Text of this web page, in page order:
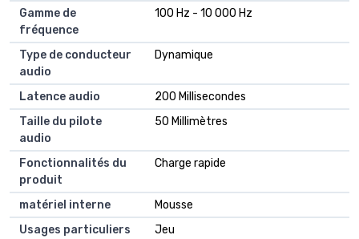
Gamme de
fréquence
100 Hz - 10 000 Hz
Type de conducteur
audio
Dynamique
Latence audio
200 Millisecondes
Taille du pilote
audio
50 Millimètres
Fonctionnalités du
produit
Charge rapide
matériel interne
Mousse
Usages particuliers
Jeu